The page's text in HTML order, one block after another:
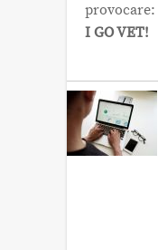
provocare:
I GO VET!